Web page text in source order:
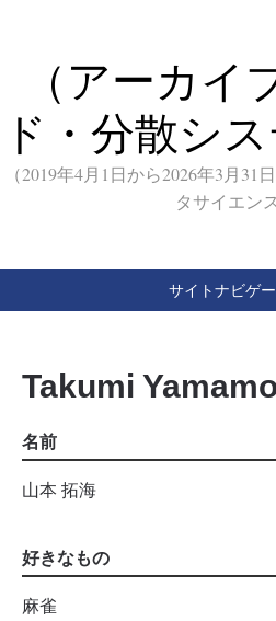
（アーカイ
ド・分散シ
（2019年4月1日から2026年3月
タサイエン
サイトナビゲ
Takumi
名前
山本 拓海
好きなもの
麻雀